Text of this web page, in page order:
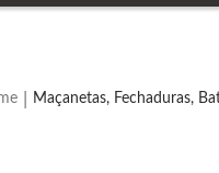
Maçanetas, Fechaduras,